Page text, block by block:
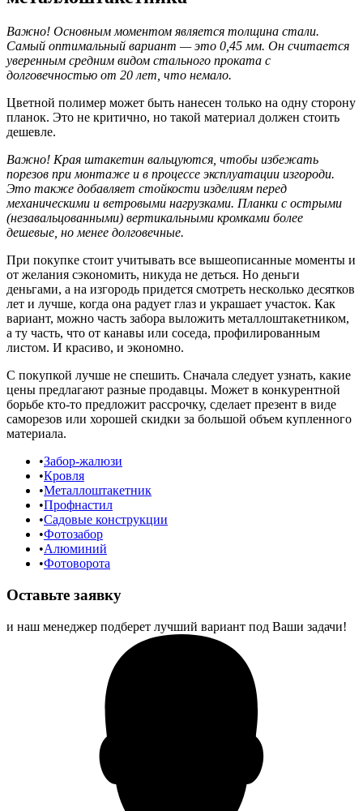
Важно! Основным моментом является толщина стали.
Самый оптимальный вариант — это 0,45 мм. Он считается
уверенным средним видом стального проката с
долговечностью от 20 лет, что немало.
Цветной полимер может быть нанесен только на одну сторону
планок. Это не критично, но такой материал должен стоить
дешевле.
Важно! Края штакетин вальцуются, чтобы избежать
порезов при монтаже и в процессе эксплуатации изгороди.
Это также добавляет стойкости изделиям перед
механическими и ветровыми нагрузками. Планки с острыми
(незавальцованными) вертикальными кромками более
дешевые, но менее долговечные.
При покупке стоит учитывать все вышеописанные моменты и
от желания сэкономить, никуда не деться. Но деньги
деньгами, а на изгородь придется смотреть несколько десятков
лет и лучше, когда она радует глаз и украшает участок. Как
вариант, можно часть забора выложить металлоштакетником,
а ту часть, что от канавы или соседа, профилированным
листом. И красиво, и экономно.
С покупкой лучше не спешить. Сначала следует узнать, какие
цены предлагают разные продавцы. Может в конкурентной
борьбе кто-то предложит рассрочку, сделает презент в виде
саморезов или хорошей скидки за большой объем купленного
материала.
Забор-жалюзи
Кровля
Металлоштакетник
Профнастил
Садовые конструкции
Фотозабор
Алюминий
Фотоворота
Оставьте заявку
и наш менеджер подберет лучший вариант под Ваши задачи!